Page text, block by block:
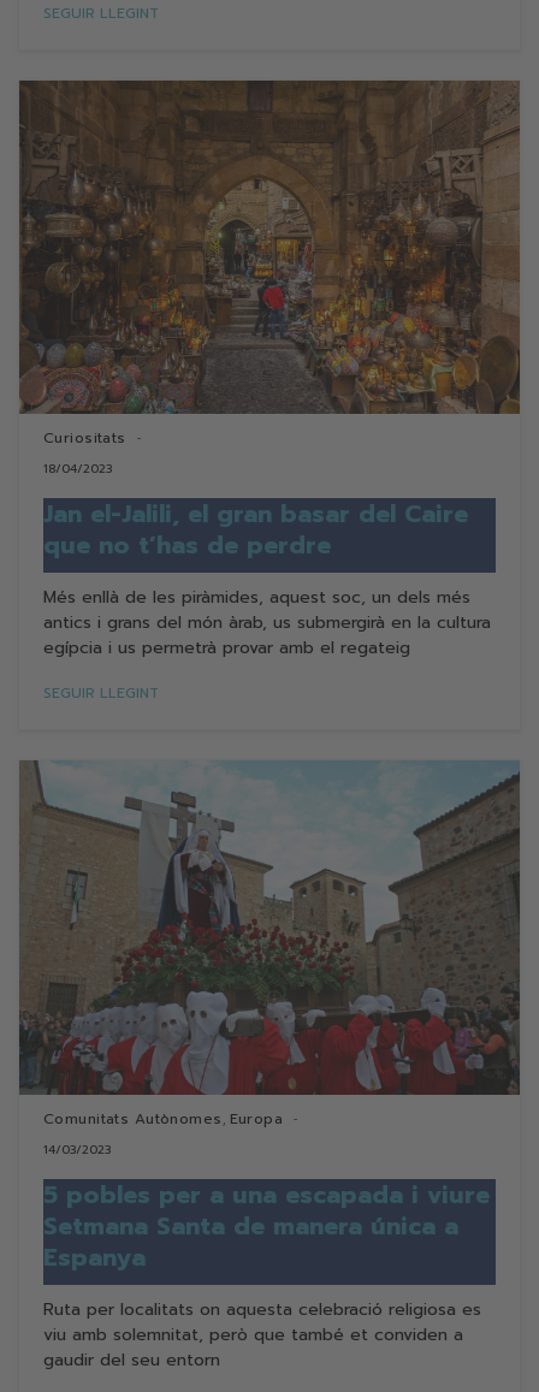
SEGUIR LLEGINT
Curiositats
18/04/2023
Jan el-Jalili, el gran basar del Caire
que no t’has de perdre
Més enllà de les piràmides, aquest soc, un dels més
antics i grans del món àrab, us submergirà en la cultura
egípcia i us permetrà provar amb el regateig
SEGUIR LLEGINT
Comunitats Autònomes Europa
14/03/2023
5 pobles per a una escapada i viure
Setmana Santa de manera única a
Espanya
Ruta per localitats on aquesta celebració religiosa es
viu amb solemnitat, però que també et conviden a
gaudir del seu entorn